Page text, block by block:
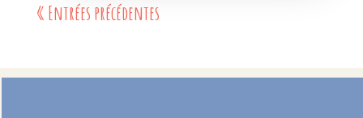
« Entrées précédentes